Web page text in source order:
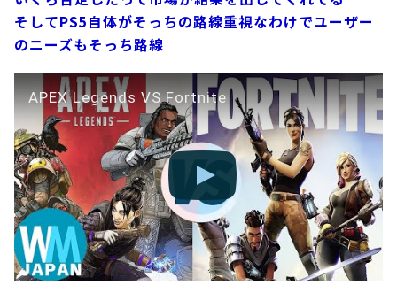
そしてPS5自体がそっちの路線重視なわけでユーザー
のニーズもそっち路線
APEX Legends VS Fortnite